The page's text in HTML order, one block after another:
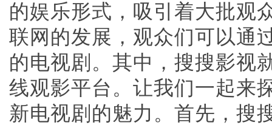
的娱乐形式，吸引着大批观
联网的发展，观众们可以通
的电视剧。其中，搜搜影视
线观影平台。让我们一起来
新电视剧的魅力。首先，搜